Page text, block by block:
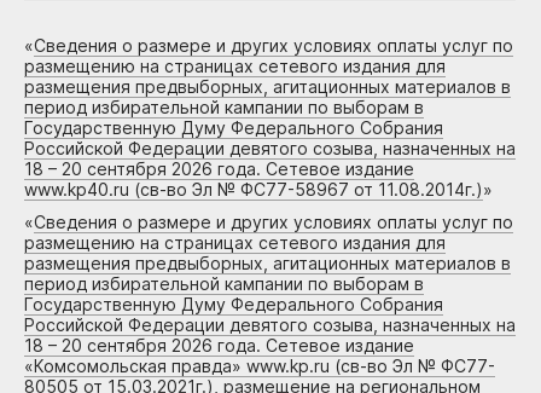
«Сведения о размере и других условиях оплаты услуг по
размещению на страницах сетевого издания для
размещения предвыборных, агитационных материалов в
период избирательной кампании по выборам в
Государственную Думу Федерального Собрания
Российской Федерации девятого созыва, назначенных на
18 – 20 сентября 2026 года. Сетевое издание
www.kp40.ru (св-во Эл № ФС77-58967 от 11.08.2014г.)»
«Сведения о размере и других условиях оплаты услуг по
размещению на страницах сетевого издания для
размещения предвыборных, агитационных материалов в
период избирательной кампании по выборам в
Государственную Думу Федерального Собрания
Российской Федерации девятого созыва, назначенных на
18 – 20 сентября 2026 года. Сетевое издание
«Комсомольская правда» www.kp.ru (св-во Эл № ФС77-
80505 от 15.03.2021г.), размещение на региональном